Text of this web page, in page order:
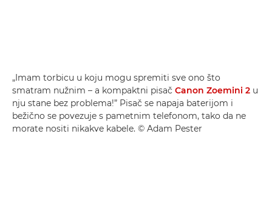
„Imam torbicu u koju mogu spremiti sve ono što
smatram nužnim – a kompaktni pisač Canon Zoemini 2 u
nju stane bez problema!” Pisač se napaja baterijom i
bežično se povezuje s pametnim telefonom, tako da ne
morate nositi nikakve kabele. © Adam Pester